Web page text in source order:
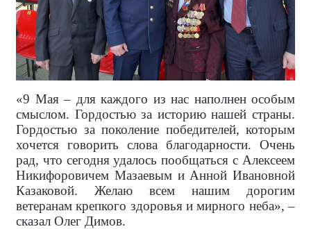
«9 Мая – для каждого из нас наполнен особым
смыслом. Гордостью за историю нашей страны.
Гордостью за поколение победителей, которым
хочется говорить слова благодарности. Очень
рад, что сегодня удалось пообщаться с Алексеем
Никифоровичем Мазаевым и Анной Ивановной
Казаковой. Желаю всем нашим дорогим
ветеранам крепкого здоровья и мирного неба», –
сказал Олег Димов.